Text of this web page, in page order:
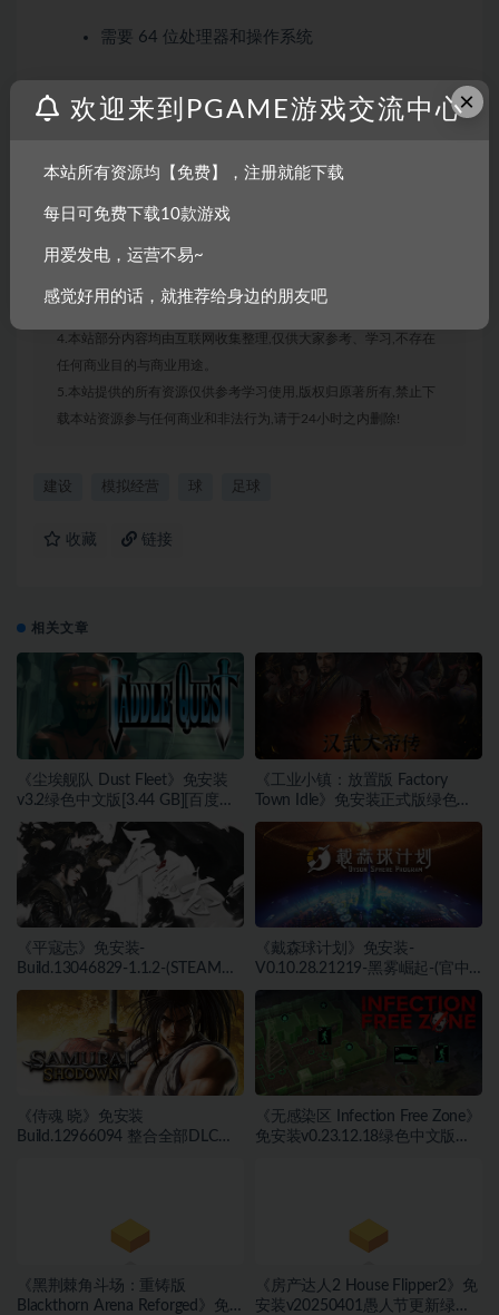
需要 64 位处理器和操作系统
1.本站部分内容转载自其它媒体,但并不代表本站赞同其观点和对
其真实性负责。
法使用。
3.如果本站有侵犯、不妥之处的资源,请联系我们。将会第一时间
4.本站部分内容均由互联网收集整理,仅供大家参考、学习,不存在
任何商业目的与商业用途。
5.本站提供的所有资源仅供参考学习使用,版权归原著所有,禁止下
载本站资源参与任何商业和非法行为,请于24小时之内删除!
建设 模拟经营 球 足球
收藏 链接
相关文章
《尘埃舰队 Dust Fleet》免安装
v3.2绿色中文版[3.44 GB][百度网
盘]
《工业小镇：放置版 Factory
Town Idle》免安装正式版绿色中
文版[171 MB][百度网盘]
《平寇志》免安装-
Build.13046829-1.1.2-(STEAM官
中)-支持手柄绿色中文版[13.06
GB][百度网盘]
《戴森球计划》免安装-
V0.10.28.21219-黑雾崛起-(官中)
绿色中文版[4.31 GB][百度网盘]
《侍魂 晓》免安装
Build.12966094 整合全部DLC绿
《无感染区 Infection Free Zone》
免安装v0.23.12.18绿色中文版
《黑荆棘角斗场：重铸版
Blackthorn Arena Reforged》免
《房产达人2 House Flipper2》免
安装v20250401愚人节更新绿色
×
欢迎来到PGAME游戏交流中心
本站所有资源均【免费】，注册就能下载
每日可免费下载10款游戏
用爱发电，运营不易~
感觉好用的话，就推荐给身边的朋友吧